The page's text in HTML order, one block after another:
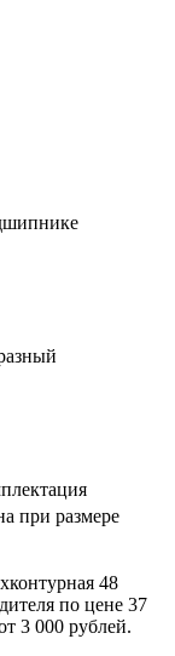
при размере
48
по цене 37
3 000 рублей.